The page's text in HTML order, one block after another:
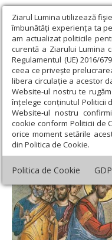
Ziarul Lumina utilizează
îmbunătăți experiența ta
am actualizat politicile
curentă a Ziarului Lumina
Regulamentul (UE) 2016/
ceea ce privește
libera circulație a acestor
Website-ul nostru te
înțelege conținutul Politicii
Website-ul nostru
cookie conform Politicii de
orice moment setările
din Politica de Cookie.
Politica de Cookie
Ziarul Lumina › Pr.
Pr. Grigore